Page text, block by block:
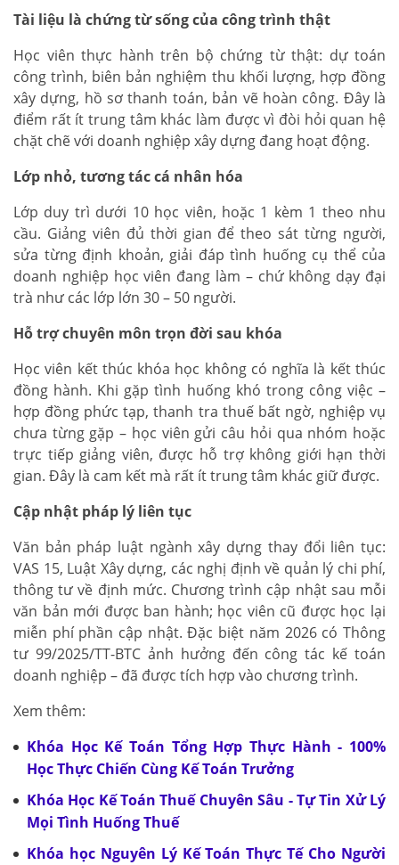
Tài liệu là chứng từ sống của công trình thật
Học viên thực hành trên bộ chứng từ thật: dự toán
công trình, biên bản nghiệm thu khối lượng, hợp đồng
xây dựng, hồ sơ thanh toán, bản vẽ hoàn công. Đây là
điểm rất ít trung tâm khác làm được vì đòi hỏi quan hệ
chặt chẽ với doanh nghiệp xây dựng đang hoạt động.
Lớp nhỏ, tương tác cá nhân hóa
Lớp duy trì dưới 10 học viên, hoặc 1 kèm 1 theo nhu
cầu. Giảng viên đủ thời gian để theo sát từng người,
sửa từng định khoản, giải đáp tình huống cụ thể của
doanh nghiệp học viên đang làm – chứ không dạy đại
trà như các lớp lớn 30 – 50 người.
Hỗ trợ chuyên môn trọn đời sau khóa
Học viên kết thúc khóa học không có nghĩa là kết thúc
đồng hành. Khi gặp tình huống khó trong công việc –
hợp đồng phức tạp, thanh tra thuế bất ngờ, nghiệp vụ
chưa từng gặp – học viên gửi câu hỏi qua nhóm hoặc
trực tiếp giảng viên, được hỗ trợ không giới hạn thời
gian. Đây là cam kết mà rất ít trung tâm khác giữ được.
Cập nhật pháp lý liên tục
Văn bản pháp luật ngành xây dựng thay đổi liên tục:
VAS 15, Luật Xây dựng, các nghị định về quản lý chi phí,
thông tư về định mức. Chương trình cập nhật sau mỗi
văn bản mới được ban hành; học viên cũ được học lại
miễn phí phần cập nhật. Đặc biệt năm 2026 có Thông
tư 99/2025/TT-BTC ảnh hưởng đến công tác kế toán
doanh nghiệp – đã được tích hợp vào chương trình.
Xem thêm:
Khóa Học Kế Toán Tổng Hợp Thực Hành - 100%
Học Thực Chiến Cùng Kế Toán Trưởng
Khóa Học Kế Toán Thuế Chuyên Sâu - Tự Tin Xử Lý
Mọi Tình Huống Thuế
Khóa học Nguyên Lý Kế Toán Thực Tế Cho Người